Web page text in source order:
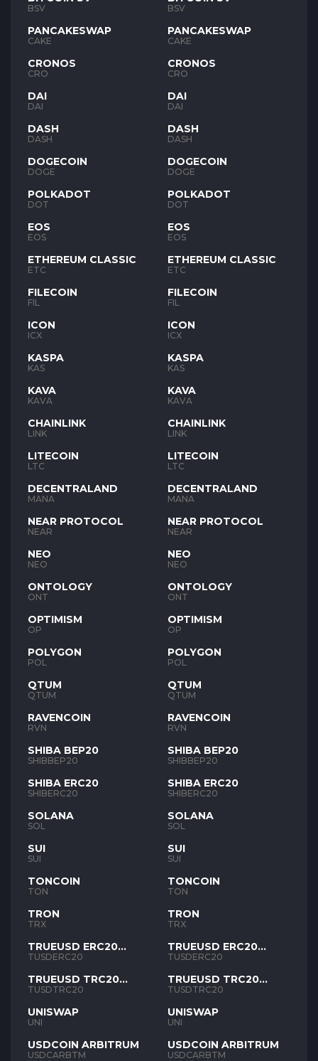
BSV
PANCAKESWAP
CAKE
CRONOS
CRO
DAI
DAI
DASH
DASH
DOGECOIN
DOGE
POLKADOT
DOT
EOS
EOS
ETHEREUM CLASSIC
ETC
FILECOIN
FIL
ICON
ICX
KASPA
KAS
KAVA
KAVA
CHAINLINK
LINK
LITECOIN
LTC
DECENTRALAND
MANA
NEAR PROTOCOL
NEAR
NEO
NEO
ONTOLOGY
ONT
OPTIMISM
OP
POLYGON
POL
QTUM
QTUM
RAVENCOIN
RVN
SHIBA BEP20
SHIBBEP20
SHIBA ERC20
SHIBERC20
SOLANA
SOL
SUI
SUI
TONCOIN
TON
TRON
TRX
TRUEUSD ERC20
TUSD
TUSDERC20
TRUEUSD TRC20
TUSD
TUSDTRC20
UNISWAP
UNI
USDCOIN ARBITRUM
USDCARBTM
BSV
PANCAKESWAP
CAKE
CRONOS
CRO
DAI
DAI
DASH
DASH
DOGECOIN
DOGE
POLKADOT
DOT
EOS
EOS
ETHEREUM CLASSIC
ETC
FILECOIN
FIL
ICON
ICX
KASPA
KAS
KAVA
KAVA
CHAINLINK
LINK
LITECOIN
LTC
DECENTRALAND
MANA
NEAR PROTOCOL
NEAR
NEO
NEO
ONTOLOGY
ONT
OPTIMISM
OP
POLYGON
POL
QTUM
QTUM
RAVENCOIN
RVN
SHIBA BEP20
SHIBBEP20
SHIBA ERC20
SHIBERC20
SOLANA
SOL
SUI
SUI
TONCOIN
TON
TRON
TRX
TRUEUSD ERC20
TUSD
TUSDERC20
TRUEUSD TRC20
TUSD
TUSDTRC20
UNISWAP
UNI
USDCOIN ARBITRUM
USDCARBTM